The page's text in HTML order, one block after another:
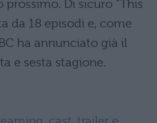
Di sicuro “This
da 18 episodi e, come
ha annunciato già il
e sesta stagione.